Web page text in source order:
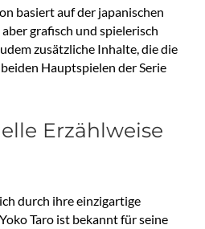
basiert auf der japanischen
grafisch und spielerisch
zusätzliche Inhalte, die die
Hauptspielen der Serie
Erzählweise
durch ihre einzigartige
Taro ist bekannt für seine